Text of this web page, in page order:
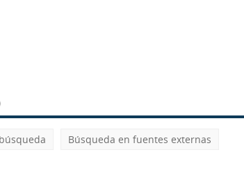
Búsqueda en fuentes externas